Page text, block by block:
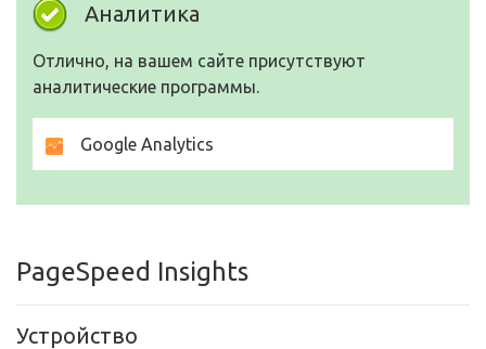
Аналитика
Отлично, на вашем сайте присутствуют
аналитические программы.
Google Analytics
PageSpeed Insights
Устройство